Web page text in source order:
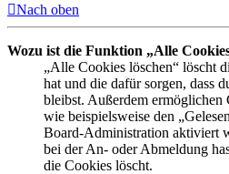
Nach oben
Wozu ist die Funktion „Alle
„Alle Cookies löschen“ löscht
hat und die dafür sorgen, dass
bleibst. Außerdem
wie beispielsweise den
Board-Administration aktiviert
bei der An- oder Abmeldung
die Cookies löscht.